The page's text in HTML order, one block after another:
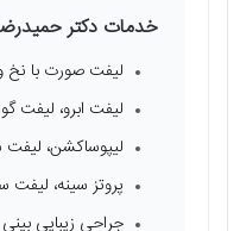
خدمات دکتر
لیفت صورت با نخ
لیفت ابرو، لیفت
لیپوساکشن، لیفت
پروتز سینه، لیفت
جراحی زیبایی بینی